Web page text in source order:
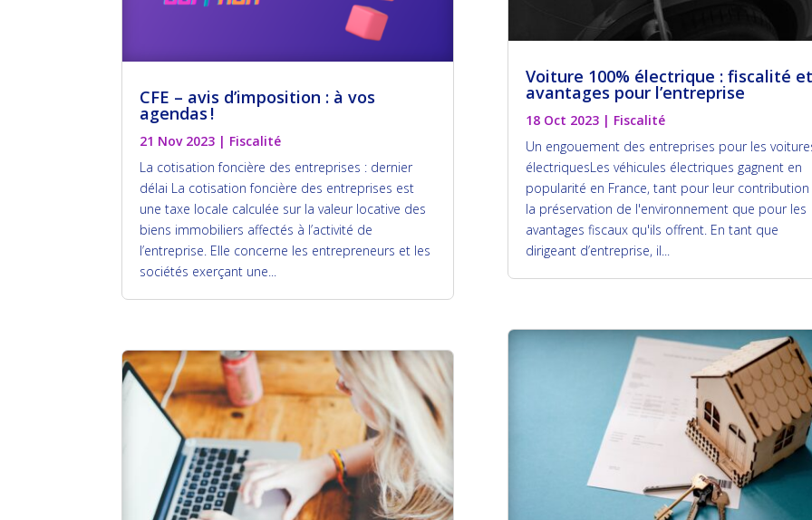
CFE – avis d’imposition : à vos
agendas !
21 Nov 2023 | Fiscalité
La cotisation foncière des entreprises : dernier
délai La cotisation foncière des entreprises est
une taxe locale calculée sur la valeur locative des
biens immobiliers affectés à l’activité de
l’entreprise. Elle concerne les entrepreneurs et les
sociétés exerçant une...
Voiture 100% électrique : fiscalité et
avantages pour l’entreprise
18 Oct 2023| Fiscalité
Un engouement des entreprises pour les
électriquesLes véhicules électriques gagnent en
popularité en France, tant pour leur contribution
la préservation de l'environnement que pour les
avantages fiscaux qu'ils offrent. En tant que
dirigeant d’entreprise, il...